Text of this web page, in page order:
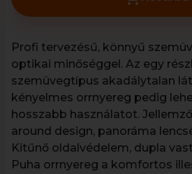
Profi tervezésű, könnyű
optikai minőséggel. Az egy
szemüvegtípus akadálytalan
kényelmes orrnyereg pedig
hosszabb használatot.
around design, panoráma
Kitűnő oldalvédelem, dupla
Puha orrnyereg a komfortos